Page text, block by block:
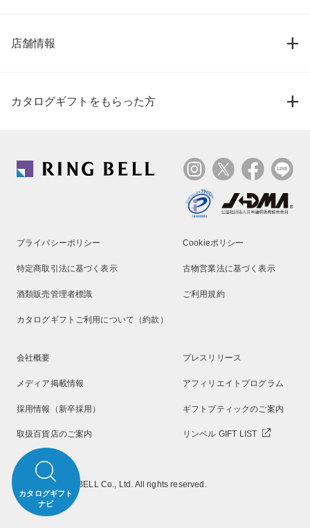
店舗情報
カタログギフトをもらった方
プライバシーポリシー Cookieポリシー
特定商取引法に基づく表示 古物営業法に基づく表示
酒類販売管理者標識 ご利用規約
カタログギフトご利用について（約款）
会社概要 プレスリリース
メディア掲載情報 アフィリエイトプログラム
採用情報（新卒採用） ギフトブティックのご案内
取扱百貨店のご案内 リンベル GIFT LIST
Copyright RINGBELL Co., Ltd. All rights reserved.
カタログギフト
ナビ